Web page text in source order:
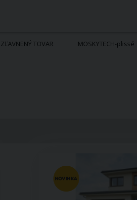
ZĽAVNENÝ TOVAR MOSKYTECH-plissé